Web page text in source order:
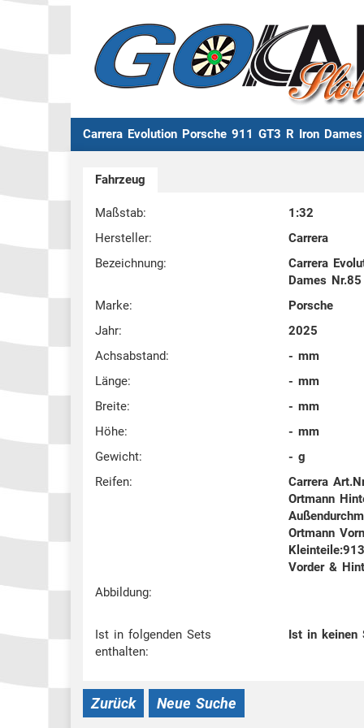
Carrera Evolution Porsche 911 GT3 R Iron
Fahrzeug
Maßstab:
1:32
Hersteller:
Carrera
Bezeichnung:
Carrera
Dames Nr.85
Marke:
Porsche
Jahr:
2025
Achsabstand:
- mm
Länge:
- mm
Breite:
- mm
Höhe:
- mm
Gewicht:
- g
Reifen:
Carrera
Ortmann
Ortmann
Vorder &
Abbildung:
Ist in folgenden Sets
enthalten:
Ist in keinen
Zurück Neue Suche